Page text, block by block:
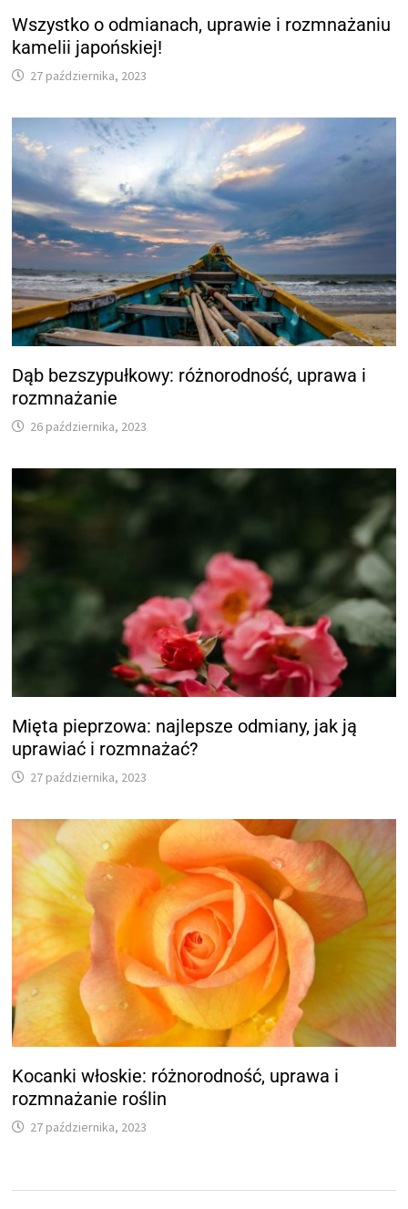
Wszystko o odmianach, uprawie i rozmnażaniu
kamelii japońskiej!
27 października, 2023
Dąb bezszypułkowy: różnorodność, uprawa i
rozmnażanie
26 października, 2023
Mięta pieprzowa: najlepsze odmiany, jak ją
uprawiać i rozmnażać?
27 października, 2023
Kocanki włoskie: różnorodność, uprawa i
rozmnażanie roślin
27 października, 2023